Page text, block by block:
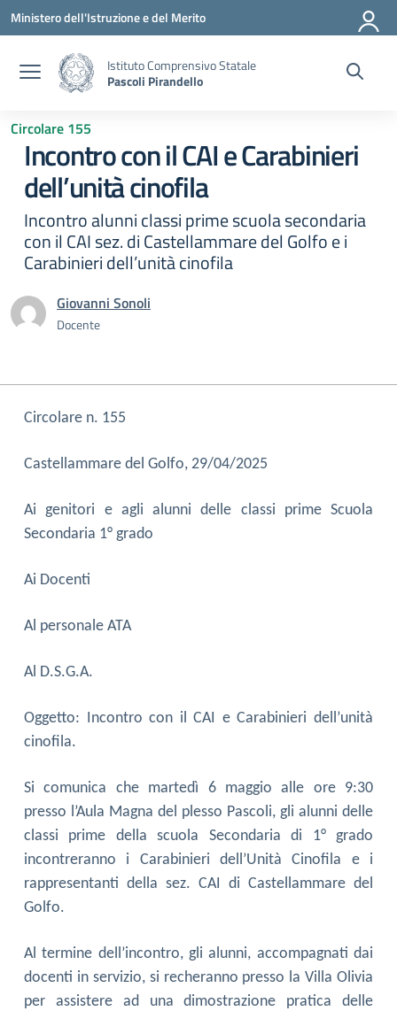
Vai ai contenuti
Vai al menu di navigazione
Vai al footer
Ministero dell'Istruzione e del Merito
Istituto Comprensivo Statale
Pascoli Pirandello
Circolare 155
Incontro con il CAI e Carabinieri
dell’unità cinofila
Incontro alunni classi prime scuola secondaria
con il CAI sez. di Castellammare del Golfo e i
Carabinieri dell’unità cinofila
Giovanni Sonoli
Docente
Circolare n. 155
Castellammare del Golfo, 29/04/2025
Ai genitori e agli alunni delle classi prime Scuola
Secondaria 1° grado
Ai Docenti
Al personale ATA
Al D.S.G.A.
Oggetto: Incontro con il CAI e Carabinieri dell’unità
cinofila.
Si comunica che martedì 6 maggio alle ore 9:30
presso l’Aula Magna del plesso Pascoli, gli alunni delle
classi prime della scuola Secondaria di 1° grado
incontreranno i Carabinieri dell’Unità Cinofila e i
rappresentanti della sez. CAI di Castellammare del
Golfo.
Al termine dell’incontro, gli alunni, accompagnati dai
docenti in servizio, si recheranno presso la Villa Olivia
per assistere ad una dimostrazione pratica delle